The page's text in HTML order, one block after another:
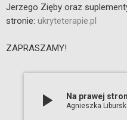
Jerzego Zięby oraz
stronie: ukryteterapie.pl
ZAPRASZAMY!
play_arrow Agnieszka